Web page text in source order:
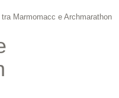
Marmomacc e Archmarathon